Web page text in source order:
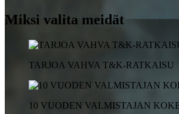
Miksi valita meidät
TARJOA VAHVA T&K-RATKAISU
10 VUODEN VALMISTAJAN